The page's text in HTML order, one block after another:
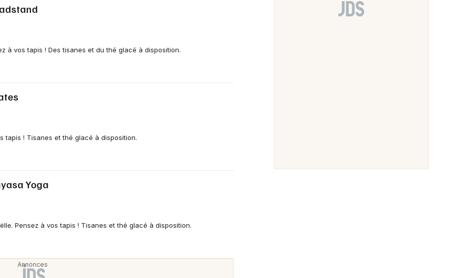
à vos tapis ! Des tisanes et du thé glacé à disposition.
tapis ! Tisanes et thé glacé à disposition.
Yoga
Pensez à vos tapis ! Tisanes et thé glacé à disposition.